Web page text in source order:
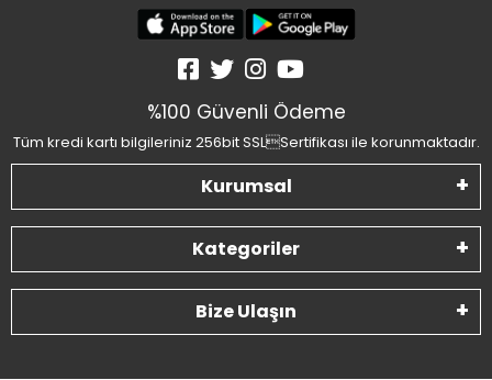
%100 Güvenli Ödeme
Tüm kredi kartı bilgileriniz 256bit SSLSertifikası ile korunmaktadır.
Kurumsal
Kategoriler
Bize Ulaşın